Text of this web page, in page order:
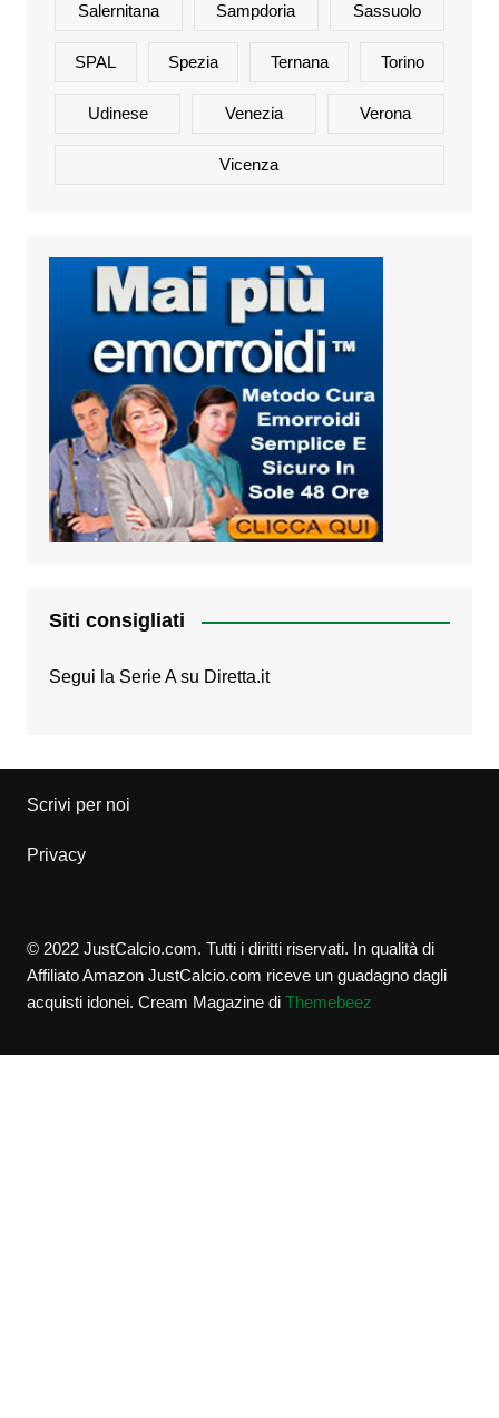
Salernitana Sampdoria Sassuolo
SPAL Spezia Ternana Torino
Udinese Venezia Verona
Vicenza
Siti consigliati
Segui la Serie A su Diretta.it
Scrivi per noi
Privacy
© 2022 JustCalcio.com. Tutti i diritti riservati. In qualità di
Affiliato Amazon JustCalcio.com riceve un guadagno dagli
acquisti idonei. Cream Magazine di Themebeez